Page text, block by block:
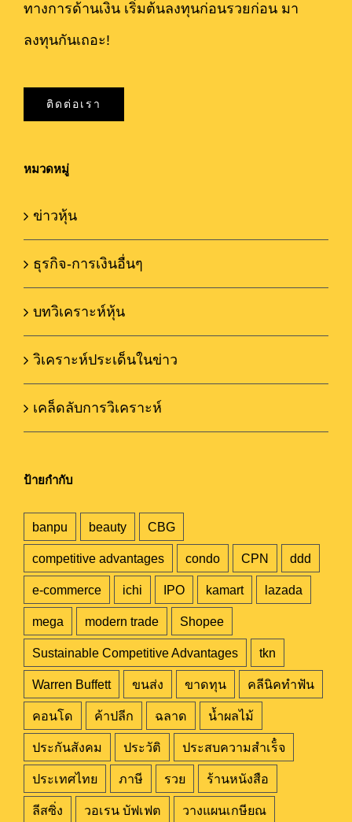
ทางการด้านเงิน เริ่มต้นลงทุนก่อนรวยก่อน มา
ลงทุนกันเถอะ!
ติดต่อเรา
หมวดหมู่
ข่าวหุ้น
ธุรกิจ-การเงินอื่นๆ
บทวิเคราะห์หุ้น
วิเคราะห์ประเด็นในข่าว
เคล็ดลับการวิเคราะห์
ป้ายกำกับ
banpu beauty CBG
competitive advantages condo CPN ddd
e-commerce ichi IPO kamart lazada
mega modern trade Shopee
Sustainable Competitive Advantages tkn
Warren Buffett ขนส่ง ขาดทุน คลีนิคทำฟัน
คอนโด ค้าปลีก ฉลาด น้ำผลไม้
ประกันสังคม ประวัติ ประสบความสำเร็๋จ
ประเทศไทย ภาษี รวย ร้านหนังสือ
ลีสซิ่ง วอเรน บัฟเฟต วางแผนเกษียณ